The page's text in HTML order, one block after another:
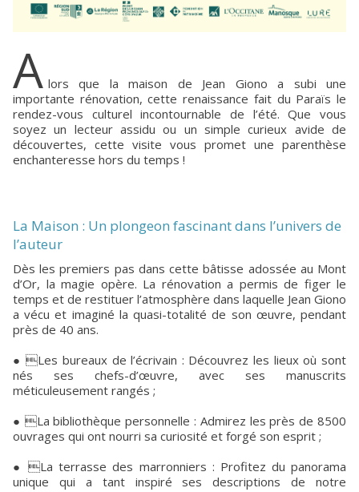
A lors que la maison de Jean Giono a subi une
importante rénovation, cette renaissance fait du Paraïs le
rendez-vous culturel incontournable de l’été. Que vous
soyez un lecteur assidu ou un simple curieux avide de
découvertes, cette visite vous promet une parenthèse
enchanteresse hors du temps !
La Maison : Un plongeon fascinant dans l’univers de
l’auteur
Dès les premiers pas dans cette bâtisse adossée au Mont
d’Or, la magie opère. La rénovation a permis de figer le
temps et de restituer l’atmosphère dans laquelle Jean Giono
a vécu et imaginé la quasi-totalité de son œuvre, pendant
près de 40 ans.
● Les bureaux de l’écrivain : Découvrez les lieux où sont
nés ses chefs-d’œuvre, avec ses manuscrits
méticuleusement rangés ;
● La bibliothèque personnelle : Admirez les près de 8500
ouvrages qui ont nourri sa curiosité et forgé son esprit ;
● La terrasse des marronniers : Profitez du panorama
unique qui a tant inspiré ses descriptions de notre